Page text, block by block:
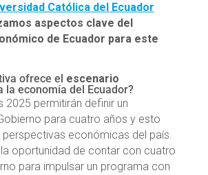
Católica del Ecuador
aspectos clave del
de Ecuador para este
ofrece el escenario
la economía del Ecuador?
2025 permitirán definir un
para cuatro años y esto
económicas del país.
oportunidad de contar con cuatro
para impulsar un programa con